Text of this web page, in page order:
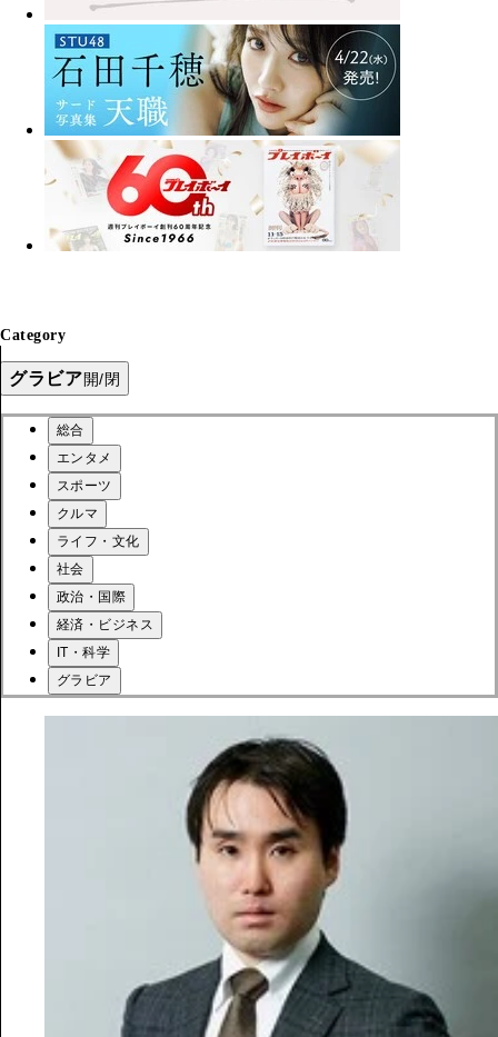
Category
グラビア開/閉
総合
エンタメ
スポーツ
クルマ
ライフ・文化
社会
政治・国際
経済・ビジネス
IT・科学
グラビア